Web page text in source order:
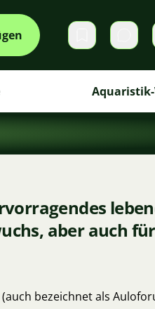
aber auch
(auch bezeichnet als